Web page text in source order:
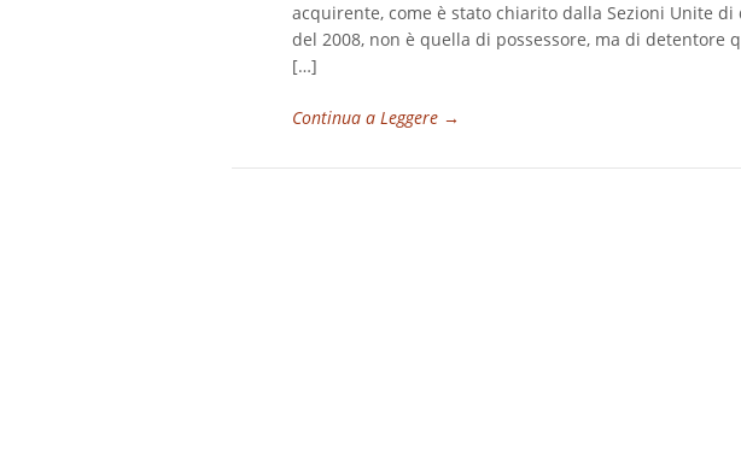
acquirente, come è stato chiarito dalla Sezioni Unite di
del 2008, non è quella di possessore, ma di detentore
[…]
Continua a Leggere →